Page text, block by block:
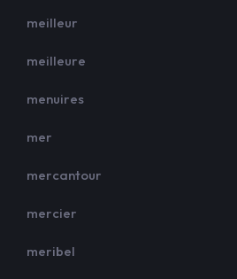
meilleur
meilleure
menuires
mer
mercantour
mercier
meribel